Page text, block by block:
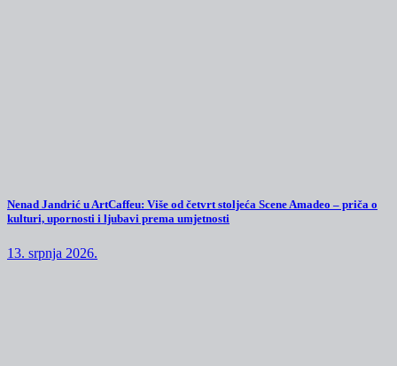
Nenad Jandrić u ArtCaffeu: Više od četvrt stoljeća Scene Amadeo – priča o
kulturi, upornosti i ljubavi prema umjetnosti
13. srpnja 2026.